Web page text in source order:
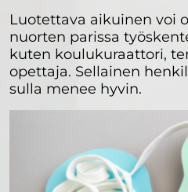
Luotettava aikuinen voi
nuorten parissa
kuten koulukuraattori,
opettaja. Sellainen
sulla menee hyvin.